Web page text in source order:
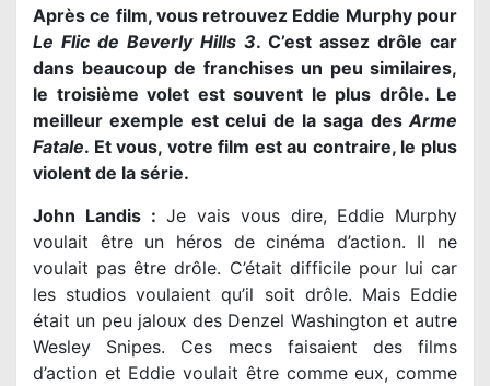
Après ce film, vous retrouvez Eddie Murphy pour
Le Flic de Beverly Hills 3. C’est assez drôle car
dans beaucoup de franchises un peu similaires,
le troisième volet est souvent le plus drôle. Le
meilleur exemple est celui de la saga desArme
Fatale. Et vous, votre film est au contraire, le plus
violent de la série.
John Landis : Je vais vous dire, Eddie Murphy
voulait être un héros de cinéma d’action. Il ne
voulait pas être drôle. C’était difficile pour lui car
les studios voulaient qu’il soit drôle. Mais Eddie
était un peu jaloux des Denzel Washington et autre
Wesley Snipes. Ces mecs faisaient des films
d’action et Eddie voulait être comme eux, comme